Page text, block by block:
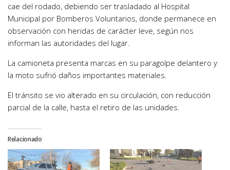
cae del rodado, debiendo ser trasladado al Hospital
Municipal por Bomberos Voluntarios, donde permanece en
observación con heridas de carácter leve, según nos
informan las autoridades del lugar.
La camioneta presenta marcas en su paragolpe delantero y
la moto sufrió daños importantes materiales.
El tránsito se vio alterado en su circulación, con reducción
parcial de la calle, hasta el retiro de las unidades.
Relacionado